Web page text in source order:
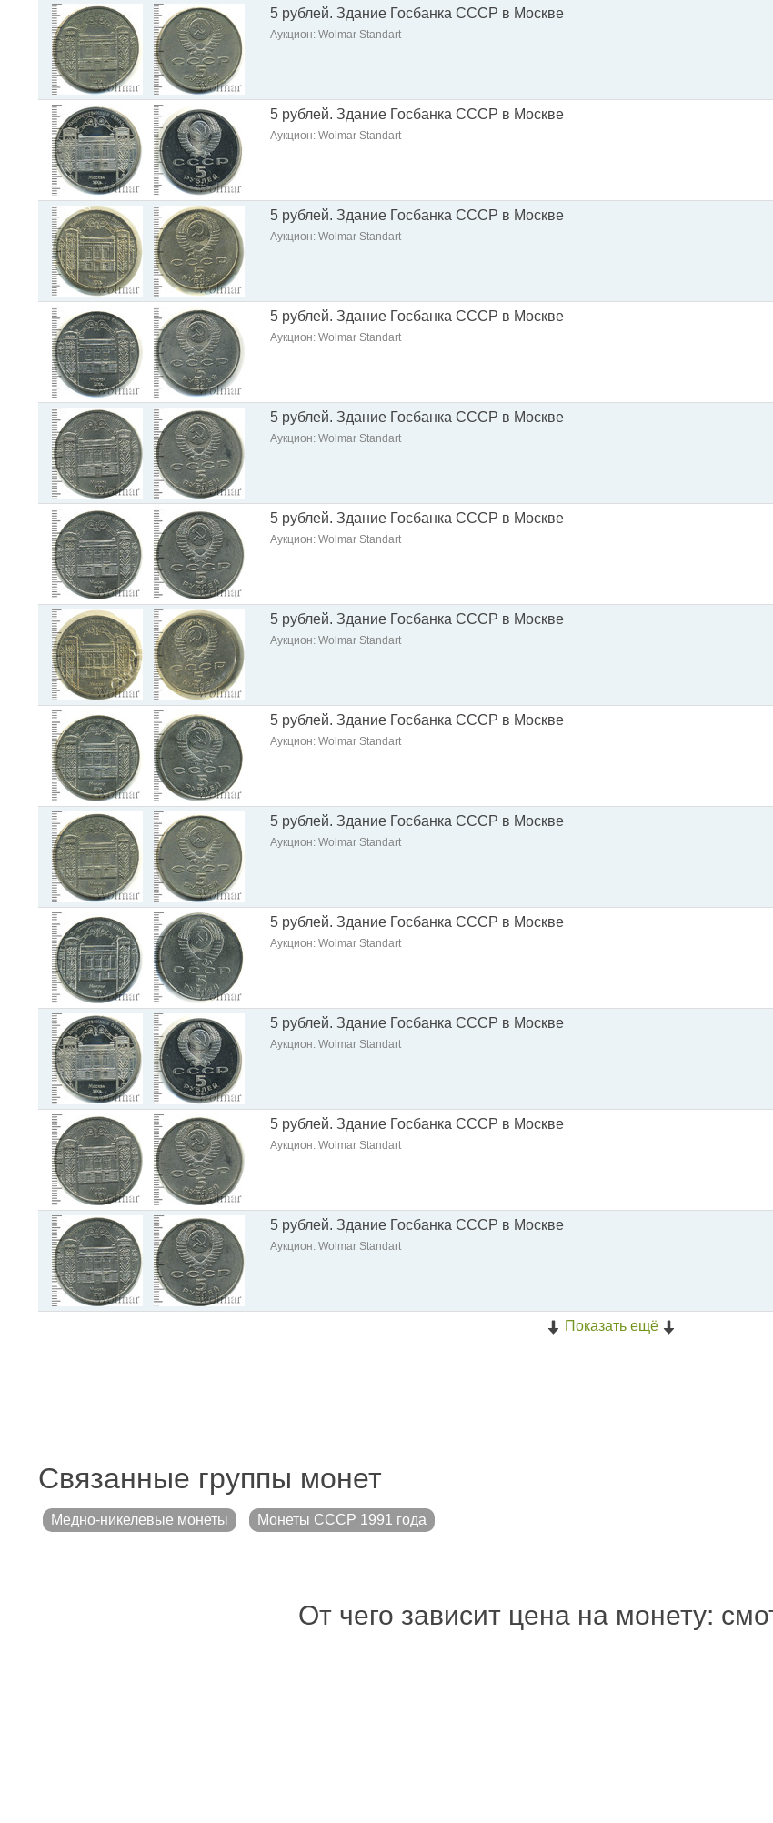
5 рублей. Здание Госбанка СССР в Москве
Аукцион: Wolmar Standart
5 рублей. Здание Госбанка СССР в Москве
Аукцион: Wolmar Standart
5 рублей. Здание Госбанка СССР в Москве
Аукцион: Wolmar Standart
5 рублей. Здание Госбанка СССР в Москве
Аукцион: Wolmar Standart
5 рублей. Здание Госбанка СССР в Москве
Аукцион: Wolmar Standart
5 рублей. Здание Госбанка СССР в Москве
Аукцион: Wolmar Standart
5 рублей. Здание Госбанка СССР в Москве
Аукцион: Wolmar Standart
5 рублей. Здание Госбанка СССР в Москве
Аукцион: Wolmar Standart
5 рублей. Здание Госбанка СССР в Москве
Аукцион: Wolmar Standart
5 рублей. Здание Госбанка СССР в Москве
Аукцион: Wolmar Standart
5 рублей. Здание Госбанка СССР в Москве
Аукцион: Wolmar Standart
5 рублей. Здание Госбанка СССР в Москве
Аукцион: Wolmar Standart
5 рублей. Здание Госбанка СССР в Москве
Аукцион: Wolmar Standart
Показать ещё
Связанные группы монет
Медно-никелевые монеты Монеты СССР 1991 года
От чего зависит цена на монету: